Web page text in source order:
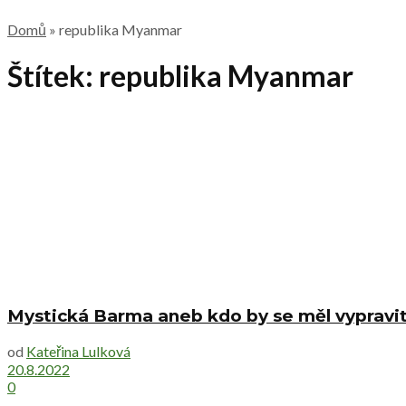
Domů » republika Myanmar
Štítek: republika Myanmar
Mystická Barma aneb kdo by se měl
od Kateřina Lulková
20.8.2022
0